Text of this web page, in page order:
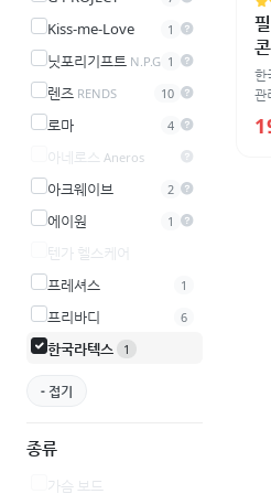
Kiss-me-Love 1
닛포리기프트 N.P.G 1
렌즈 RENDS 10
로마 4
아네로스 Aneros
아크웨이브 2
에이원 1
텐가 헬스케어
프레셔스
1
프리바디 6
한국라텍스 1
- 접기
종류
가슴 보드
한
관